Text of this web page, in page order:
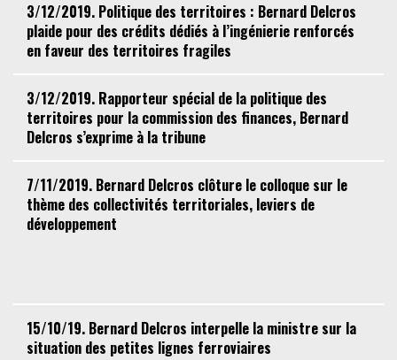
3/12/2019. Politique des territoires : Bernard Delcros
plaide pour des crédits dédiés à l’ingénierie renforcés
en faveur des territoires fragiles
3/12/2019. Rapporteur spécial de la politique des
territoires pour la commission des finances, Bernard
Delcros s’exprime à la tribune
7/11/2019. Bernard Delcros clôture le colloque sur le
thème des collectivités territoriales, leviers de
développement
15/10/19. Bernard Delcros interpelle la ministre sur la
situation des petites lignes ferroviaires